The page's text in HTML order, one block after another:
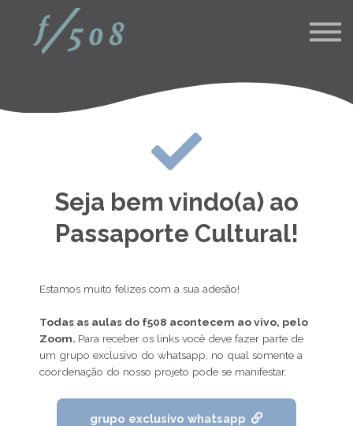
Login aluno
Seja bem vindo(a) ao
Passaporte Cultural!
Estamos muito felizes com a sua adesão!
Todas as aulas do f508 acontecem ao vivo, pelo
Zoom. Para receber os links você deve fazer parte de
um grupo exclusivo do whatsapp, no qual somente a
coordenação do nosso projeto pode se manifestar.
grupo exclusivo whatsapp